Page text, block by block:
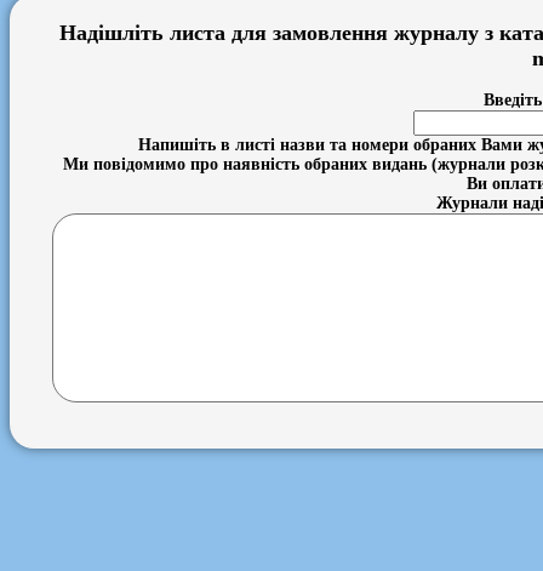
Надішліть листа для замовлення журналу з
Напишіть в листі назви та номери обраних Вами
Ми повідомимо про наявність обраних видань (журнали
Ви
Журнали